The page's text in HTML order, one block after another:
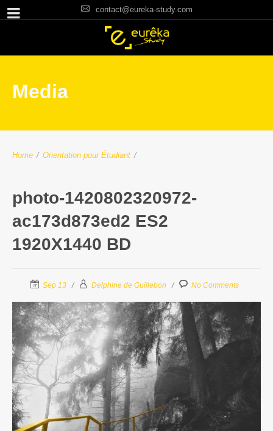
contact@eureka-study.com
Media
Home / Orientation pour Étudiant /
photo-1420802320972-
ac173d873ed2 ES2
1920X1440 BD
Sep 13 Delphine de Guillebon No Comments